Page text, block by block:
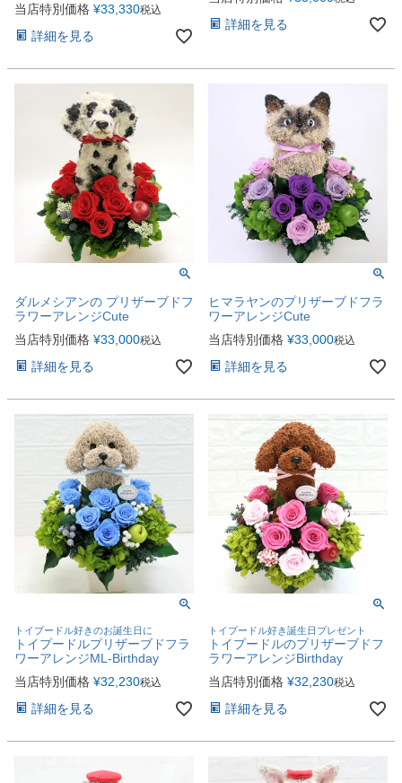
当店特別価格 ¥33,330税込
詳細を見る
詳細を見る
ダルメシアンの プリザーブドフ
ラワーアレンジCute
当店特別価格 ¥33,000税込
詳細を見る
ヒマラヤンのプリザーブドフラ
ワーアレンジCute
当店特別価格 ¥33,000税込
詳細を見る
トイプードル好きのお誕生日に
トイプードルプリザーブドフラ
ワーアレンジML-Birthday
当店特別価格 ¥32,230税込
詳細を見る
トイプードル好き誕生日プレゼント
トイプードルのプリザーブドフ
ラワーアレンジBirthday
当店特別価格 ¥32,230税込
詳細を見る